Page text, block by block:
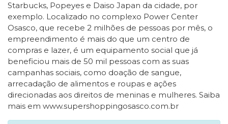
Starbucks, Popeyes e Daiso Japan da cidade, por
exemplo. Localizado no complexo Power Center
Osasco, que recebe 2 milhões de pessoas por mês, o
empreendimento é mais do que um centro de
compras e lazer, é um equipamento social que já
beneficiou mais de 50 mil pessoas com as suas
campanhas sociais, como doação de sangue,
arrecadação de alimentos e roupas e ações
direcionadas aos direitos de meninas e mulheres. Saiba
mais em www.supershoppingosasco.com.br